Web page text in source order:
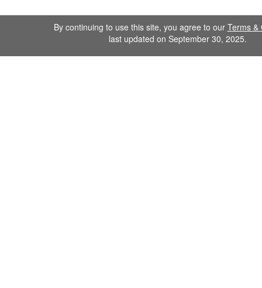
By continuing to use this site, you agree to our Terms &
last updated on September 30, 2025.